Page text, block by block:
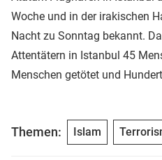
Woche und in der irakischen
Nacht zu Sonntag bekannt.
Attentätern in Istanbul 45
Menschen getötet und
Themen: Islam